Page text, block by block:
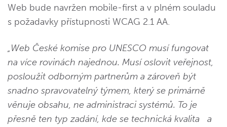
Web bude navržen mobile-first a v plném souladu
s požadavky přístupnosti WCAG 2.1 AA.
„Web České komise pro UNESCO musí fungovat
na více rovinách najednou. Musí oslovit veřejnost,
posloužit odborným partnerům a zároveň být
snadno spravovatelný týmem, který se primárně
věnuje obsahu, ne administraci systémů. To je
přesně ten typ zadání, kde se technická kvalita a